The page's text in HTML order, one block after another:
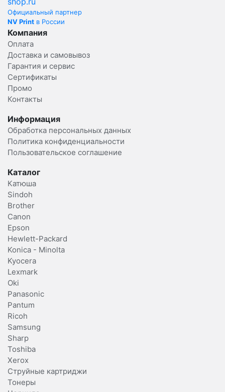
Официальный партнер
NV Print в России
Компания
Оплата
Доставка и самовывоз
Гарантия и сервис
Сертификаты
Промо
Контакты
Информация
Обработка персональных данных
Политика конфиденциальности
Пользовательское соглашение
Каталог
Катюша
Sindoh
Brother
Canon
Epson
Hewlett-Packard
Konica - Minolta
Kyocera
Lexmark
Oki
Panasonic
Pantum
Ricoh
Samsung
Sharp
Toshiba
Xerox
Струйные картриджи
Тонеры